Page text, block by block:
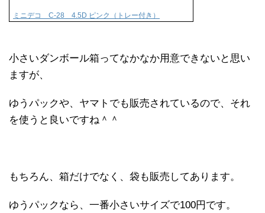
ミニデコ C-28 4.5D ピンク（トレー付き）
小さいダンボール箱ってなかなか用意できないと思い
ますが、
ゆうパックや、ヤマトでも販売されているので、それ
を使うと良いですね＾＾
もちろん、箱だけでなく、袋も販売してあります。
ゆうパックなら、一番小さいサイズで100円です。